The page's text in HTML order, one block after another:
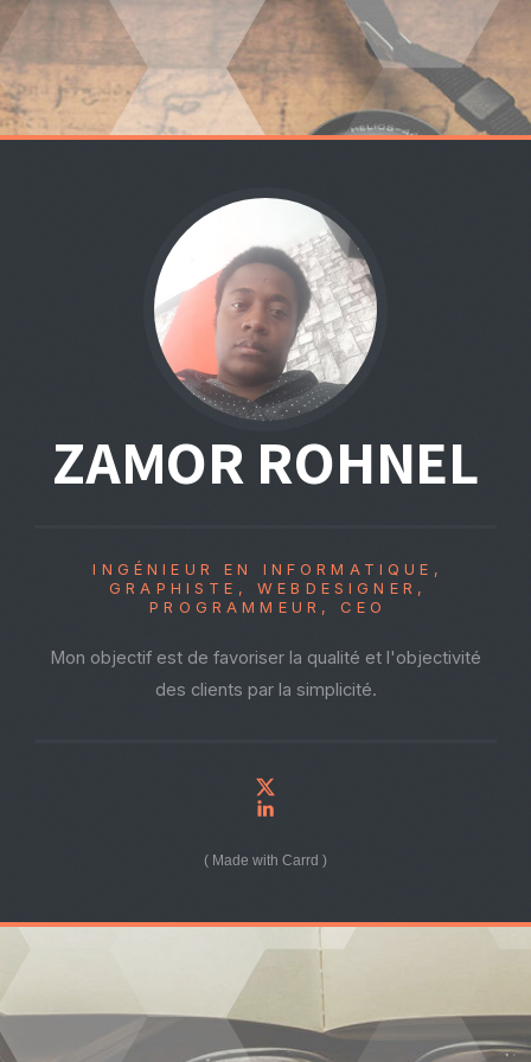
ZAMOR ROHNEL
INGÉNIEUR EN INFORMATIQUE,
GRAPHISTE, WEBDESIGNER,
PROGRAMMEUR, CEO
Mon objectif est de favoriser la qualité et l'objectivité
des clients par la simplicité.
Made with Carrd